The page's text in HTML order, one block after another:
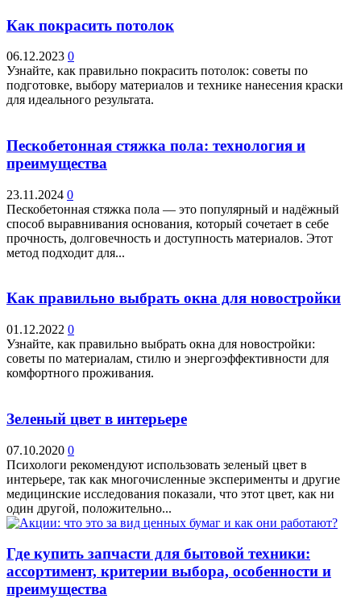
Как покрасить потолок
06.12.2023 0
Узнайте, как правильно покрасить потолок: советы по
подготовке, выбору материалов и технике нанесения краски
для идеального результата.
Пескобетонная стяжка пола: технология и
преимущества
23.11.2024 0
Пескобетонная стяжка пола — это популярный и надёжный
способ выравнивания основания, который сочетает в себе
прочность, долговечность и доступность материалов. Этот
метод подходит для...
Как правильно выбрать окна для новостройки
01.12.2022 0
Узнайте, как правильно выбрать окна для новостройки:
советы по материалам, стилю и энергоэффективности для
комфортного проживания.
Зеленый цвет в интерьере
07.10.2020 0
Психологи рекомендуют использовать зеленый цвет в
интерьере, так как многочисленные эксперименты и другие
медицинские исследования показали, что этот цвет, как ни
один другой, положительно...
Где купить запчасти для бытовой техники:
ассортимент, критерии выбора, особенности и
преимущества